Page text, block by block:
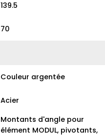
139.5
70
Couleur argentée
Acier
Montants d'angle pour
élément MODUL, pivotants,